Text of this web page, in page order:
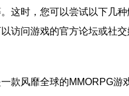
这时，您可以尝试以下几
问游戏的官方论坛或社
款风靡全球的MMORPG游